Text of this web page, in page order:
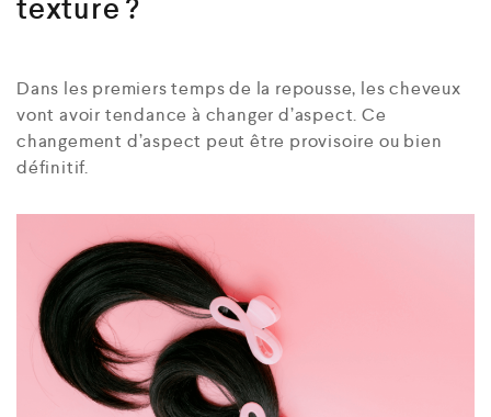
texture ?
Dans les premiers temps de la repousse, les cheveux
vont avoir tendance à changer d’aspect. Ce
changement d’aspect peut être provisoire ou bien
définitif.